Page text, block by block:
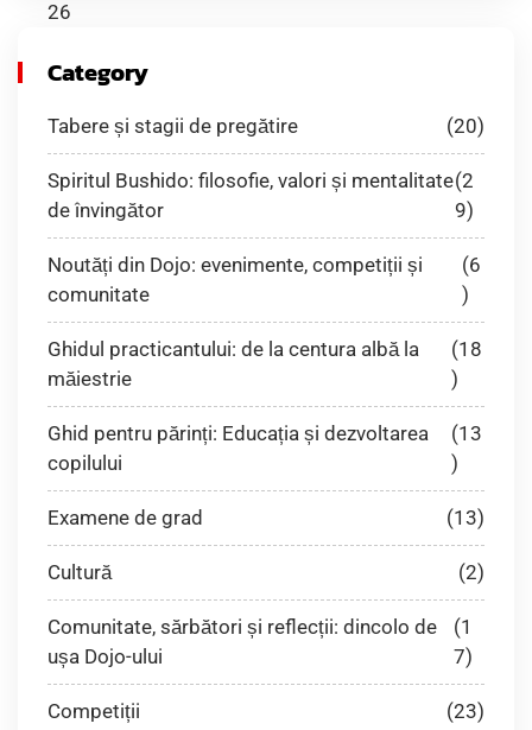
Category
Tabere și stagii de pregătire (20)
Spiritul Bushido: filosofie, valori și mentalitate
de învingător
(2
9)
Noutăți din Dojo: evenimente, competiții și
comunitate
(6
)
Ghidul practicantului: de la centura albă la
măiestrie
(18
)
Ghid pentru părinți: Educația și dezvoltarea
copilului
(13
)
Examene de grad (13)
Cultură (2)
Comunitate, sărbători și reflecții: dincolo de
ușa Dojo-ului
(1
7)
Competiții (23)